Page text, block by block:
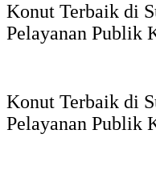
Konut Terbaik di
Pelayanan Publik
Konut Terbaik di
Pelayanan Publik